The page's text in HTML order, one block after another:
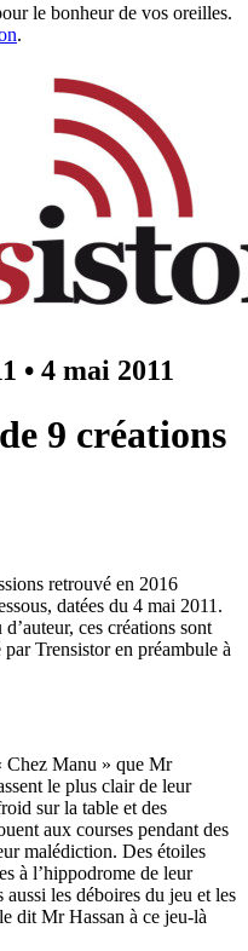
le bonheur de vos oreilles.
.
• 4 mai 2011
9 créations
retrouvé en 2016
datées du 4 mai 2011.
ces créations sont
par Trensistor en préambule à
Chez Manu » que Mr
le plus clair de leur
sur la table et des
aux courses pendant des
malédiction. Des étoiles
à l’hippodrome de leur
aussi les déboires du jeu et les
dit Mr Hassan à ce jeu-là